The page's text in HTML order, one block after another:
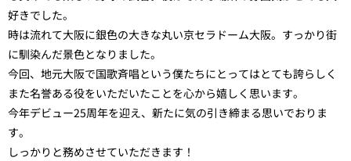
好きでした。
時は流れて大阪に銀色の大きな丸い京セラドーム大阪。すっかり街
に馴染んだ景色となりました。
今回、地元大阪で国歌斉唱という僕たちにとってはとても誇らしく
また名誉ある役をいただいたことを心から嬉しく思います。
今年デビュー25周年を迎え、新たに気の引き締まる思いでおりま
す。
しっかりと務めさせていただきます！